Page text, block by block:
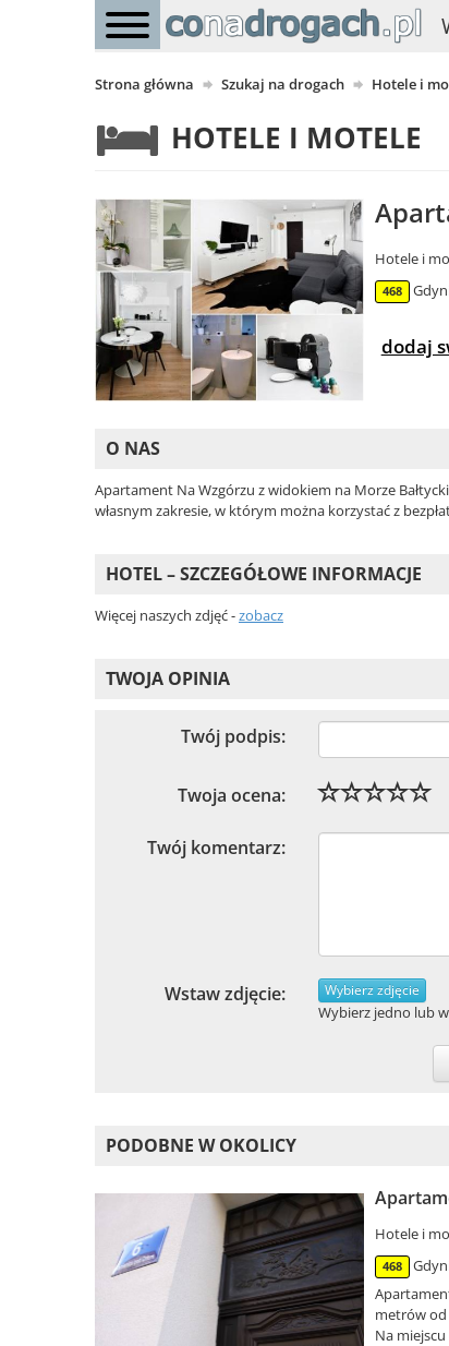
Strona główna Szukaj na drogach Hotele i
HOTELE I MOTELE
Hotele i
468
dodaj
O NAS
Apartament Na Wzgórzu z widokiem na Morze
własnym zakresie, w którym można korzystać z
HOTEL – SZCZEGÓŁOWE INFORMACJE
Więcej naszych zdjęć -zobacz
TWOJA OPINIA
Twój podpis:
Twoja ocena:
Twój komentarz:
Wstaw zdjęcie: Wybierz zdjęcie
Wybierz jedno lub
PODOBNE W OKOLICY
Hotele i
468
metrów od
Na